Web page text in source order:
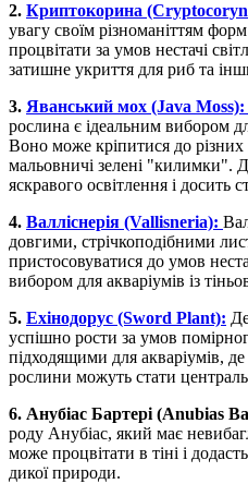
2. Криптокорина
увагу своїм різноманіттям
процвітати за умов нестачі
затишне укриття для риб та
3. Яванський мох (Java Moss):
рослина є ідеальним вибором
Воно може кріпитися до
мальовничі зелені "килимки".
яскравого освітлення і досить
4. Валліснерія (Vallisneria):
довгими, стрічкоподібними
пристосовуватися до умов
вибором для акваріумів із
5. Ехінодорус (Sword Plant):
успішно рости за умов
підходящими для акваріумів,
рослини можуть стати
6. Анубіас Бартері (Anubias
роду Анубіас, який має
може процвітати в тіні і
дикої природи.